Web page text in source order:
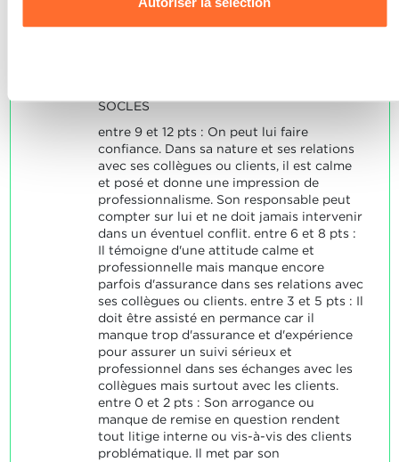
données personnelles, vous pouvez consulter notre
Charte d’usage des cookieset notrePolitique de
SOCLES
entre 9 et 12 pts : On peut lui faire
confiance. Dans sa nature et ses relations
avec ses collègues ou clients, il est calme
et posé et donne une impression de
professionnalisme. Son responsable peut
compter sur lui et ne doit jamais intervenir
dans un éventuel conflit. entre 6 et 8 pts :
Il témoigne d'une attitude calme et
professionnelle mais manque encore
parfois d'assurance dans ses relations avec
ses collègues ou clients. entre 3 et 5 pts : Il
doit être assisté en permance car il
manque trop d'assurance et d'expérience
pour assurer un suivi sérieux et
professionnel dans ses échanges avec les
collègues mais surtout avec les clients.
entre 0 et 2 pts : Son arrogance ou
manque de remise en question rendent
tout litige interne ou vis-à-vis des clients
problématique. Il met par son